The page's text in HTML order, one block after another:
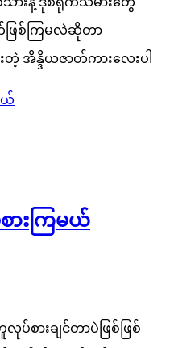
ြစ်ကြမလဲဆိုတာ
န္ဒိယဇာတ်ကားလေးပါ
ားကြမယ်
ပ်စားချင်တာပဲဖြစ်ဖြစ်